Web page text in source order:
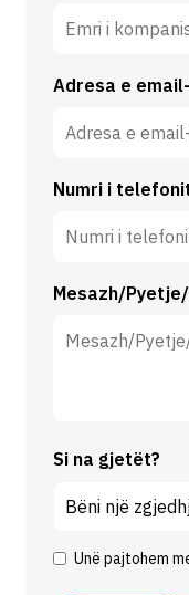
rAdresa e
Numri i
Mesazh/
Si na gjetët?
P Unë pajtohem